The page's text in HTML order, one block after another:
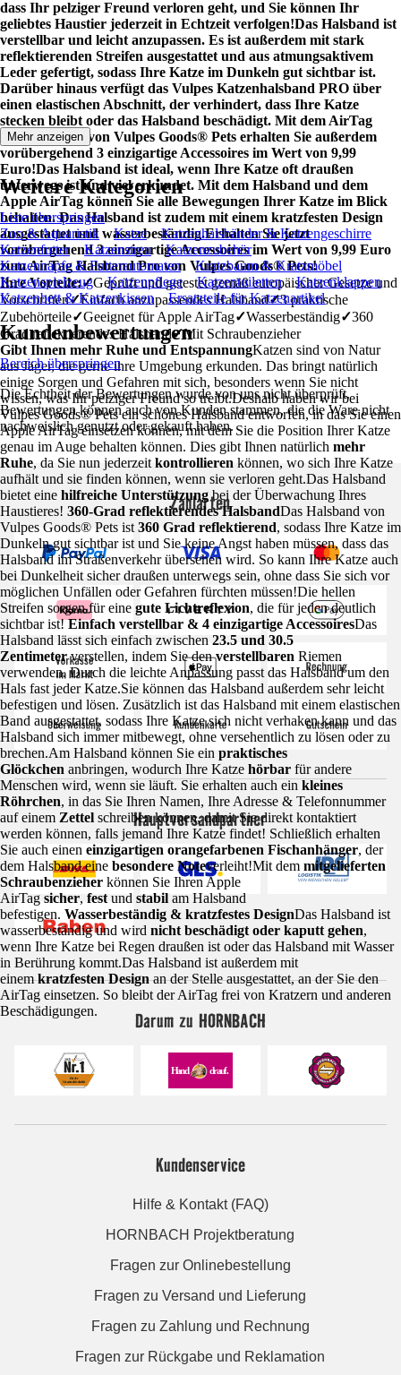
dass Ihr pelziger Freund verloren geht, und Sie können Ihr
geliebtes Haustier jederzeit in Echtzeit verfolgen!Das Halsband ist
verstellbar und leicht anzupassen. Es ist außerdem mit stark
reflektierenden Streifen ausgestattet und aus atmungsaktivem
Leder gefertigt, sodass Ihre Katze im Dunkeln gut sichtbar ist.
Darüber hinaus verfügt das Vulpes Katzenhalsband PRO über
einen elastischen Abschnitt, der verhindert, dass Ihre Katze
stecken bleibt oder das Halsband beschädigt. Mit dem AirTag
Halsband Pro von Vulpes Goods® Pets erhalten Sie außerdem
vorübergehend 3 einzigartige Accessoires im Wert von 9,99
Euro!Das Halsband ist ideal, wenn Ihre Katze oft draußen
unterwegs ist und viel erkundet. Mit dem Halsband und dem
Apple AirTag können Sie alle Bewegungen Ihrer Katze im Blick
behalten. Das Halsband ist zudem mit einem kratzfesten Design
ausgestattet und wasserbeständig.Erhalten Sie jetzt
vorübergehend 3 einzigartige Accessoires im Wert von 9,99 Euro
zum AirTag Halsband Pro von Vulpes Goods® Pets!
Ihre Vorteile:✓Geprüft und getestet gemäß europäischer Gesetze und
Vorschriften✓Einfach anzupassendes Halsband✓3 praktische
Zubehörteile✓Geeignet für Apple AirTag✓Wasserbeständig✓360
Grad reflektierendes Halsband✓Mit Schraubenzieher
Gibt Ihnen mehr Ruhe und EntspannungKatzen sind von Natur
aus Jäger, die gerne ihre Umgebung erkunden. Das bringt natürlich
einige Sorgen und Gefahren mit sich, besonders wenn Sie nicht
wissen, was Ihr pelziger Freund so treibt.Deshalb haben wir bei
Vulpes Goods® Pets ein schönes Halsband entworfen, in das Sie einen
Apple AirTag einsetzen können, mit dem Sie die Position Ihrer Katze
genau im Auge behalten können. Dies gibt Ihnen natürlich mehr
Ruhe, da Sie nun jederzeit kontrollieren können, wo sich Ihre Katze
aufhält und sie finden können, wenn sie verloren geht.Das Halsband
bietet eine hilfreiche Unterstützungbei der Überwachung Ihres
Haustieres! 360-Grad reflektierendes HalsbandDas Halsband von
Vulpes Goods® Pets ist 360 Grad reflektierend, sodass Ihre Katze im
Dunkeln gut sichtbar ist und Sie keine Angst haben müssen, dass das
Halsband im Straßenverkehr übersehen wird. So kann Ihre Katze auch
bei Dunkelheit sicher draußen unterwegs sein, ohne dass Sie sich vor
möglichen Unfällen oder Gefahren fürchten müssen!Die hellen
Streifen sorgen für eine gute Lichtreflexion, die für jeden deutlich
sichtbar ist!Einfach verstellbar & 4 einzigartige AccessoiresDas
Halsband lässt sich einfach zwischen 23.5 und 30.5
Zentimeterverstellen, indem Sie denverstellbaren Riemen
verwenden. Durch die leichte Anpassung passt das Halsband um den
Hals fast jeder Katze.Sie können das Halsband außerdem sehr leicht
befestigen und lösen. Zusätzlich ist das Halsband mit einem elastischen
Band ausgestattet, sodass Ihre Katze sich nicht verhaken kann und das
Halsband sich immer mitbewegt, ohne versehentlich zu lösen oder zu
brechen.Am Halsband können Sie ein praktisches
Glöckchen anbringen, wodurch Ihre Katze hörbar für andere
Menschen wird, wenn sie läuft. Sie erhalten auch ein kleines
Röhrchen, in das Sie Ihren Namen, Ihre Adresse & Telefonnummer
auf einem Zettel schreiben können, damit Sie direkt kontaktiert
werden können, falls jemand Ihre Katze findet! Schließlich erhalten
Sie auch einen einzigartigen orangefarbenen Fischanhänger, der
dem Halsband eine besondere Noteverleiht!Mit dem mitgelieferten
Schraubenzieher können Sie Ihren Apple
AirTag sicher, fest und stabil am Halsband
befestigen. Wasserbeständig & kratzfestes DesignDas Halsband ist
wasserbeständig und wird nicht beschädigt oder kaputt gehen,
wenn Ihre Katze bei Regen draußen ist oder das Halsband mit Wasser
in Berührung kommt.Das Halsband ist außerdem mit
einemkratzfesten Designan der Stelle ausgestattet, an der Sie den
AirTag einsetzen. So bleibt der AirTag frei von Kratzern und anderen
Beschädigungen.
Mehr anzeigen
Weitere Kategorien
Liste überspringen
Zoo & Aquaristik
Katze
Katzenhalsbänder & Katzengeschirre
Katzenfutter
Katzenstreu
Katzenzubehör
Katzennäpfe & Futterautomaten
Kratzbaum & Kratzmöbel
Katzenspielzeug
Katzenpflege Katzentoiletten
Katzenklappen
Katzenbett & Katzenkissen
Ersatzteile für Katzenartikel
Kundenbewertungen
Bereich überspringen
Die Echtheit der Bewertungen wurde von uns nicht überprüft.
Bewertungen können auch von Kunden stammen, die die Ware nicht
nachweislich genutzt oder gekauft haben.
Zahlarten
Hauptversandpartner
Darum zu HORNBACH
Kundenservice
Hilfe & Kontakt (FAQ)
HORNBACH Projektberatung
Fragen zur Onlinebestellung
Fragen zu Versand und Lieferung
Fragen zu Zahlung und Rechnung
Fragen zur Rückgabe und Reklamation